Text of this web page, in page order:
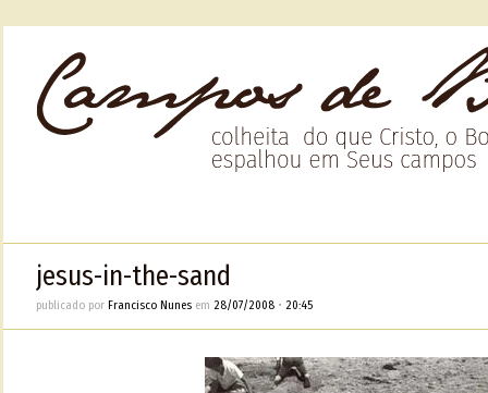
jesus-in-the-sand
publicado por Francisco Nunesem 28/07/2008• 20:45